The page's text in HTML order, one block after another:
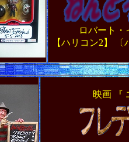
ロバート
【ハリコン2】
映画 『